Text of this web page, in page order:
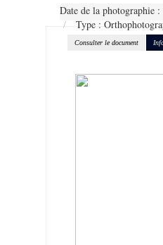
Date de la photographie :
Type :
Consulter le document